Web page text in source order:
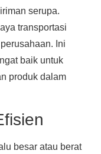
serupa.
transportasi
Ini
baik untuk
produk dalam
besar atau berat